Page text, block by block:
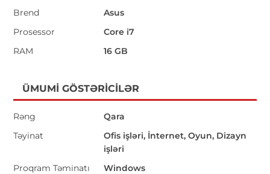
Brend
Asus
Prosessor
Core i7
RAM
16 GB
ÜMUMI GÖSTƏRICILƏR
Rəng
Qara
Təyinat
Ofis işləri, İnternet, Oyun, Dizayn
işləri
Proqram Təminatı
Windows